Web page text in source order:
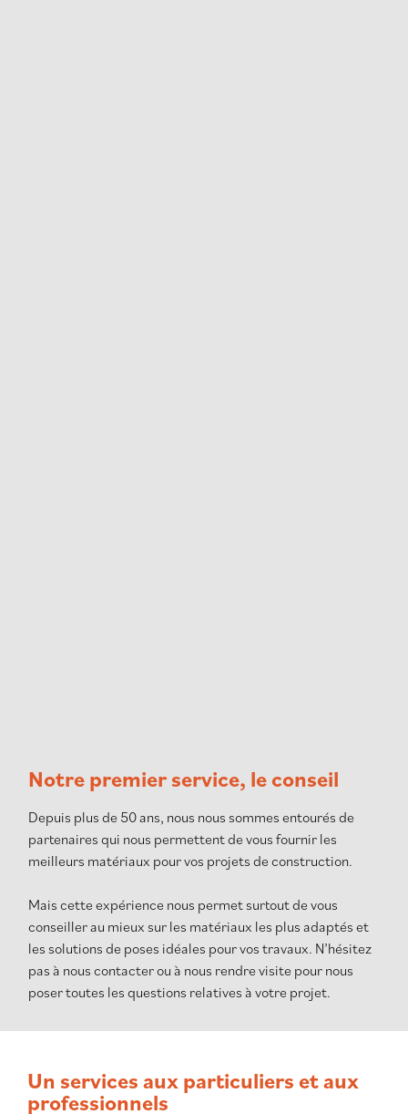
Notre premier service, le conseil
Depuis plus de 50 ans, nous nous sommes entourés de
partenaires qui nous permettent de vous fournir les
meilleurs matériaux pour vos projets de construction.
Mais cette expérience nous permet surtout de vous
conseiller au mieux sur les matériaux les plus adaptés et
les solutions de poses idéales pour vos travaux. N’hésitez
pas à nous contacter ou à nous rendre visite pour nous
poser toutes les questions relatives à votre projet.
Un services aux particuliers et aux
professionnels